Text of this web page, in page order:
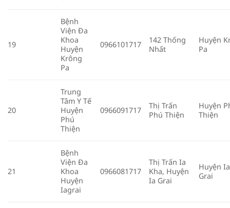
19
Bệnh
Viện Đa
Khoa
Huyện
Krông
Pa
0966101717
142 Thống
Nhất
Huyện
Pa
20
Trung
Tâm Y Tế
Huyện
Phú
Thiện
0966091717
Thị Trấn
Phú Thiện
Huyện
Thiện
21
Bệnh
Viện Đa
Khoa
Huyện
Iagrai
0966081717
Thị Trấn Ia
Kha, Huyện
Ia Grai
Huyện Ia
Grai